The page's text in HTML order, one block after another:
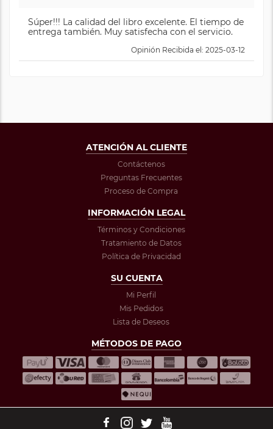
Súper!!! La calidad del libro excelente. El tiempo de
entrega también. Muy satisfecha con el servicio.
Opinión Recibida el: 2025-03-12
ATENCIÓN AL CLIENTE
Contáctenos
Preguntas Frecuentes
Proceso de Compra
INFORMACIÓN LEGAL
Términos y Condiciones
Tratamiento de Datos
Política de Privacidad
SU CUENTA
Mi Perfil
Mis Pedidos
Lista de Deseos
MÉTODOS DE PAGO